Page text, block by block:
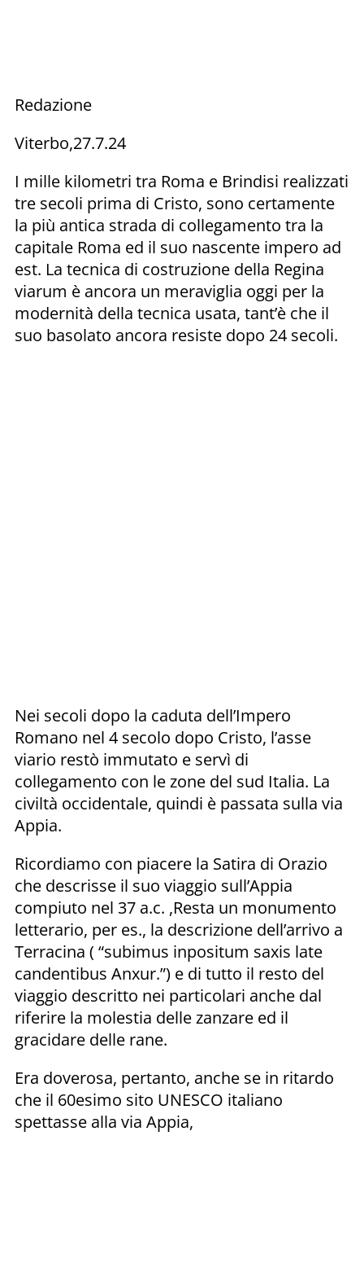
Redazione
Viterbo,27.7.24
I mille kilometri tra Roma e Brindisi realizzati
tre secoli prima di Cristo, sono certamente
la più antica strada di collegamento tra la
capitale Roma ed il suo nascente impero ad
est. La tecnica di costruzione della Regina
viarum è ancora un meraviglia oggi per la
modernità della tecnica usata, tant’è che il
suo basolato ancora resiste dopo 24 secoli.
Nei secoli dopo la caduta dell’Impero
Romano nel 4 secolo dopo Cristo, l’asse
viario restò immutato e servì di
collegamento con le zone del sud Italia. La
civiltà occidentale, quindi è passata sulla via
Appia.
Ricordiamo con piacere la Satira di Orazio
che descrisse il suo viaggio sull’Appia
compiuto nel 37 a.c. ,Resta un monumento
letterario, per es., la descrizione dell’arrivo a
Terracina ( “subimus inpositum saxis late
candentibus Anxur.”) e di tutto il resto del
viaggio descritto nei particolari anche dal
riferire la molestia delle zanzare ed il
gracidare delle rane.
Era doverosa, pertanto, anche se in ritardo
che il 60esimo sito UNESCO italiano
spettasse alla via Appia,